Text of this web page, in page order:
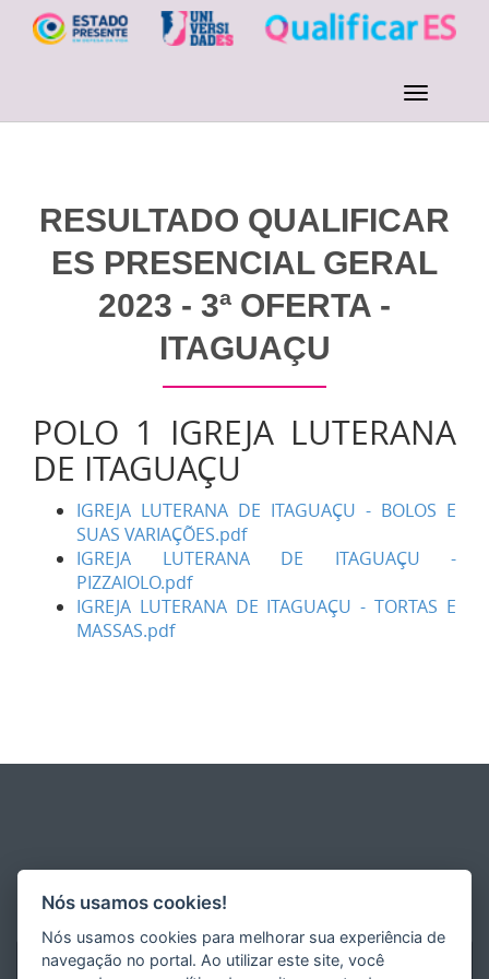
RESULTADO QUALIFICAR
ES PRESENCIAL GERAL
2023 - 3ª OFERTA -
ITAGUAÇU
POLO 1 IGREJA LUTERANA
DE ITAGUAÇU
IGREJA LUTERANA DE ITAGUAÇU - BOLOS E
SUAS VARIAÇÕES.pdf
IGREJA LUTERANA DE ITAGUAÇU -
PIZZAIOLO.pdf
IGREJA LUTERANA DE ITAGUAÇU - TORTAS E
MASSAS.pdf
Nós usamos cookies!
Nós usamos cookies para melhorar sua experiência de
navegação no portal. Ao utilizar este site, você